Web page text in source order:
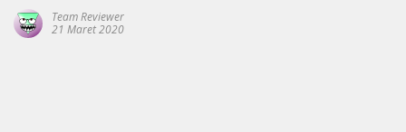
Team Reviewer
21 Maret 2020